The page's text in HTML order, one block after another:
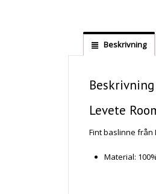
Beskrivning
Beskrivning
Levete
Fint baslinne från
Material: